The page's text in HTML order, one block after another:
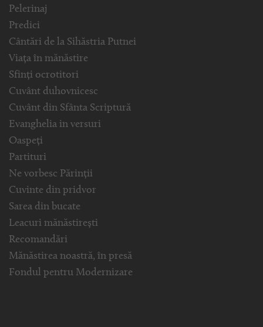
Pelerinaj
Predici
Cântări de la Sihăstria Putnei
Viața în mănăstire
Sfinți ocrotitori
Cuvânt duhovnicesc
Cuvânt din Sfânta Scriptură
Evanghelia in versuri
Oaspeți
Partituri
Ne vorbesc Părinții
Cuvinte din pridvor
Sarea din bucate
Leacuri mănăstirești
Recomandări
Mănăstirea noastră, în presă
Fondul pentru Modernizare